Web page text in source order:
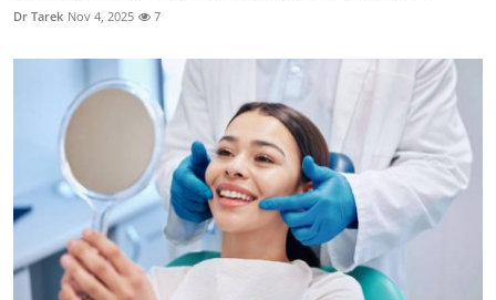
Dr Tarek Nov 4, 2025 7